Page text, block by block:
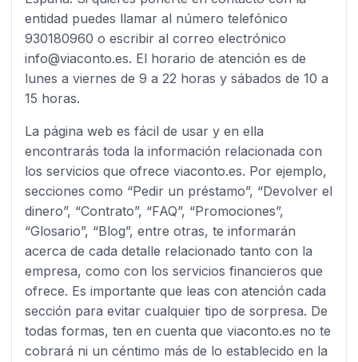
entidad puedes llamar al número telefónico
930180960 o escribir al correo electrónico
info@viaconto.es. El horario de atención es de
lunes a viernes de 9 a 22 horas y sábados de 10 a
15 horas.
La página web es fácil de usar y en ella
encontrarás toda la información relacionada con
los servicios que ofrece viaconto.es. Por ejemplo,
secciones como “Pedir un préstamo”, “Devolver el
dinero”, “Contrato”, “FAQ”, “Promociones”,
“Glosario”, “Blog”, entre otras, te informarán
acerca de cada detalle relacionado tanto con la
empresa, como con los servicios financieros que
ofrece. Es importante que leas con atención cada
sección para evitar cualquier tipo de sorpresa. De
todas formas, ten en cuenta que viaconto.es no te
cobrará ni un céntimo más de lo establecido en la